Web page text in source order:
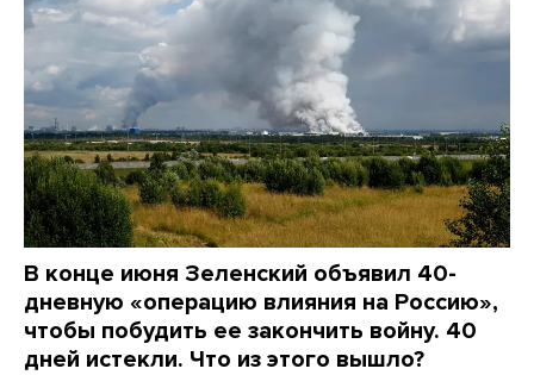
В конце июня Зеленский объявил 40-
дневную «операцию влияния на Россию»,
чтобы побудить ее закончить войну. 40
дней истекли. Что из этого вышло?